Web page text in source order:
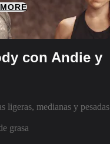
con Andie y
ligeras, medianas y pesadas
grasa